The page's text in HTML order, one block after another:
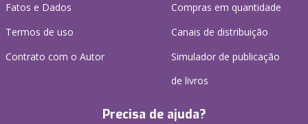
Fatos e Dados
Termos de uso
Contrato com o Autor
Compras em quantidade
Canais de distribuição
Simulador de publicação
de livros
Precisa de ajuda?